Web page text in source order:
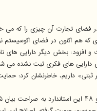
فضای تجارت آن چیزی را که می
اکنون در فضای اکوسیستم
و افزود: بخش دیگر دارایی
دارایی های فکری ثبت نشده می
ثبتی» داریم، خاطرنشان کرد:
مدیر کانون مدیریت دارایی های فکری ضمن اشاره به